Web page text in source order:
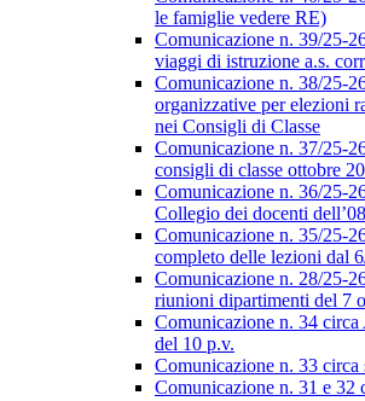
le famiglie vedere RE)
Comunicazione n. 39/25-
viaggi di istruzione a.s.
Comunicazione n. 38/25-
organizzative per elezioni
nei Consigli di Classe
Comunicazione n. 37/25-
consigli di classe ottobre
Comunicazione n. 36/25-
Collegio dei docenti
Comunicazione n. 35/25-
completo delle lezioni dal
Comunicazione n. 28/25-
riunioni dipartimenti del 7
Comunicazione n. 34
del 10 p.v.
Comunicazione n. 33
Comunicazione n. 31 e 32